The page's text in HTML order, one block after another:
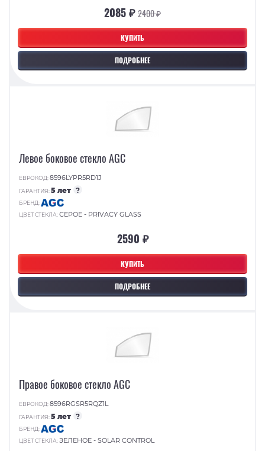
КУПИТЬ
ПОДРОБНЕЕ
2085 ₽2400 ₽
КУПИТЬ
ПОДРОБНЕЕ
Левое боковое стекло AGC
ЕВРОКОД:8596LYPR5RD1J
ГАРАНТИЯ:5 лет ?
БРЕНД:
ЦВЕТ СТЕКЛА:СЕРОЕ - PRIVACY GLASS
2590 ₽
Правое боковое стекло AGC
ЕВРОКОД:8596RGSR5RQZ1L
ГАРАНТИЯ:5 лет ?
БРЕНД:
ЦВЕТ СТЕКЛА:ЗЕЛЕНОЕ - SOLAR CONTROL